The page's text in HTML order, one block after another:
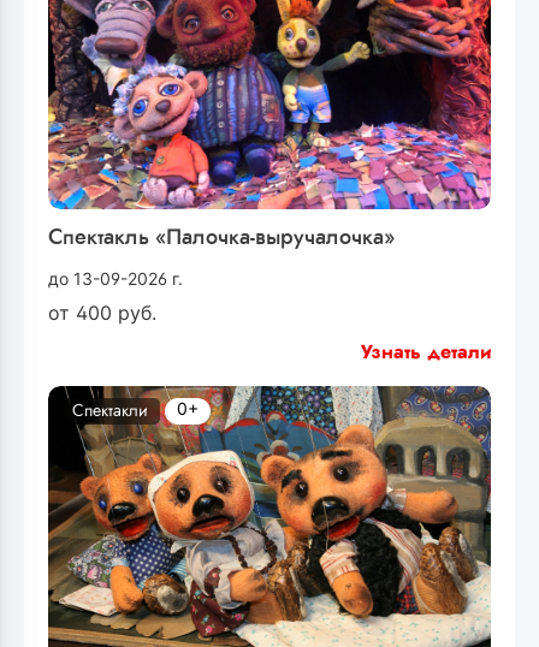
Спектакль «Палочка-выручалочка»
до 13-09-2026 г.
от 400 руб.
Узнать детали
Спектакли 0+